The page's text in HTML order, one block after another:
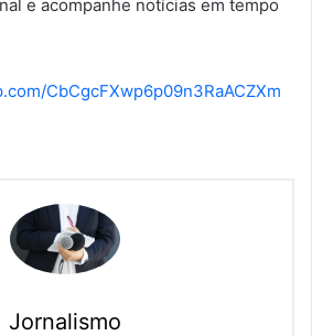
e acompanhe notícias em tempo
CbCgcFXwp6p09n3RaACZXm
Jornalismo